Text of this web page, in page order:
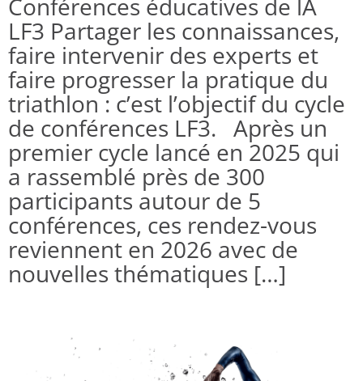
Conférences éducatives de lA
LF3 Partager les connaissances,
faire intervenir des experts et
faire progresser la pratique du
triathlon : c’est l’objectif du cycle
de conférences LF3. Après un
premier cycle lancé en 2025 qui
a rassemblé près de 300
participants autour de 5
conférences, ces rendez-vous
reviennent en 2026 avec de
nouvelles thématiques […]